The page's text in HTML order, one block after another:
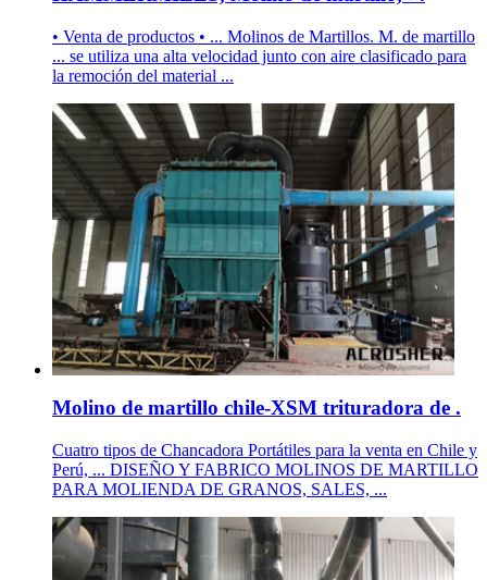
• Venta de productos • ... Molinos de Martillos. M. de martillo
... se utiliza una alta velocidad junto con aire clasificado para
la remoción del material ...
Molino de martillo chile-XSM trituradora de .
Cuatro tipos de Chancadora Portátiles para la venta en Chile y
Perú, ... DISEÑO Y FABRICO MOLINOS DE MARTILLO
PARA MOLIENDA DE GRANOS, SALES, ...